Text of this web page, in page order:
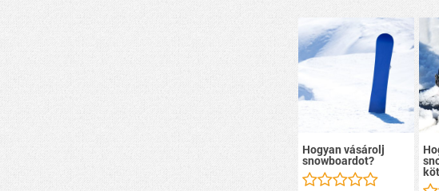
Hogyan vásárolj
snowboardot?